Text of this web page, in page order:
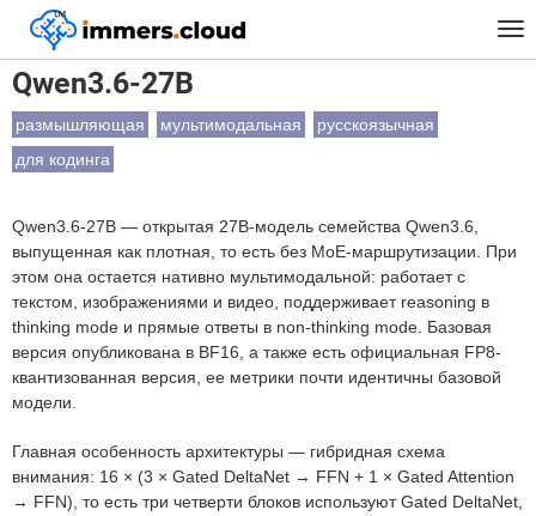
™
Главная Модели Qwen3.6-27B
Qwen3.6-27B
размышляющая мультимодальная
русскоязычная
для кодинга
Qwen3.6-27B — открытая 27B-модель семейства Qwen3.6,
выпущенная как плотная, то есть без MoE-маршрутизации. При
этом она остается нативно мультимодальной: работает с
текстом, изображениями и видео, поддерживает reasoning в
thinking mode и прямые ответы в non-thinking mode. Базовая
версия опубликована в BF16, а также есть официальная FP8-
квантизованная версия, ее метрики почти идентичны базовой
модели.
Главная особенность архитектуры — гибридная схема
внимания: 16 × (3 × Gated DeltaNet → FFN + 1 × Gated Attention
→ FFN), то есть три четверти блоков используют Gated DeltaNet,